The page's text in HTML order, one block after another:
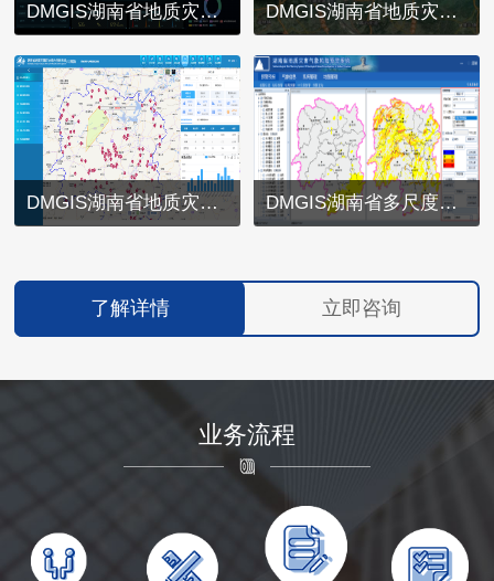
DMGIS湖南省地质灾害数据开发与管理应用系统 DMGIS湖南省地质灾害调查评价与风险管控移动端
DMGIS湖南省地质灾害调查评价与风险管控系统 DMGIS湖南省多尺度区域地质灾害预警系统
了解详情 立即咨询
业务流程